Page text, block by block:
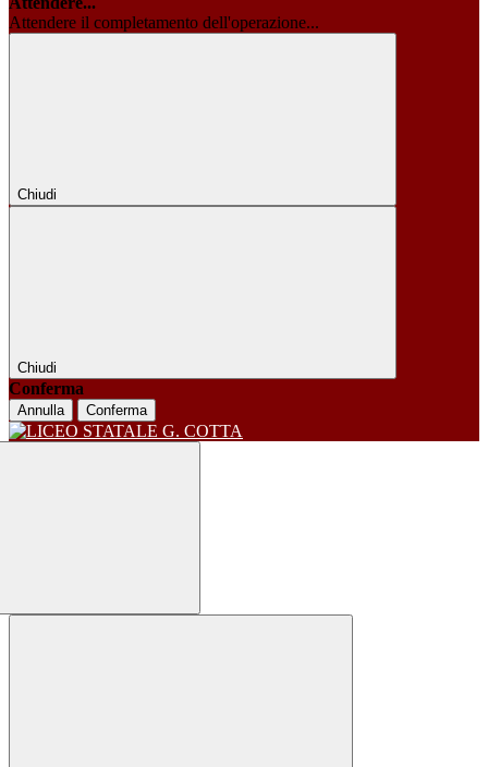
Attendere il completamento dell'operazione...
Chiudi
Chiudi
Conferma
Annulla Conferma